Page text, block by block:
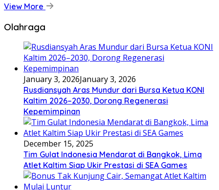
View More
Olahraga
January 3, 2026January 3, 2026
Rusdiansyah Aras Mundur dari Bursa Ketua KONI
Kaltim 2026–2030, Dorong Regenerasi
Kepemimpinan
December 15, 2025
Tim Gulat Indonesia Mendarat di Bangkok, Lima
Atlet Kaltim Siap Ukir Prestasi di SEA Games